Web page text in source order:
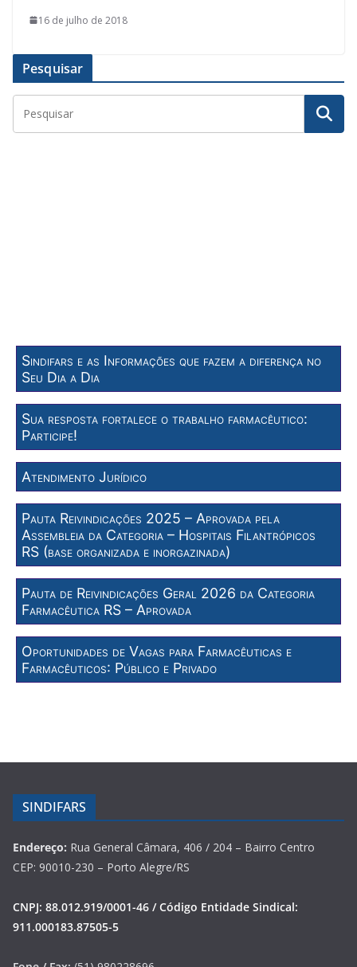
16 de julho de 2018
Pesquisar
Sindifars e as Informações que fazem a diferença no
Seu Dia a Dia
Sua resposta fortalece o trabalho farmacêutico:
Participe!
Atendimento Jurídico
Pauta Reivindicações 2025 – Aprovada pela
Assembleia da Categoria – Hospitais Filantrópicos
RS (base organizada e inorgazinada)
Pauta de Reivindicações Geral 2026 da Categoria
Farmacêutica RS – Aprovada
Oportunidades de Vagas para Farmacêuticas e
Farmacêuticos: Público e Privado
SINDIFARS
Endereço: Rua General Câmara, 406 / 204 – Bairro Centro
CEP: 90010-230 – Porto Alegre/RS
CNPJ: 88.012.919/0001-46 / Código Entidade Sindical:
911.000183.87505-5